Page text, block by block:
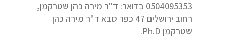
0504095353 בדואר: ד"ר מירה כהן שטרקמן,
רחוב ירושלים 47 כפר סבא ד"ר מירה כהן
שטרקמן Ph.D.